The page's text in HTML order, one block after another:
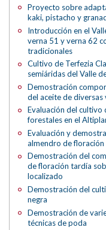
Proyecto sobre
kaki, pistacho y
Introducción en el
verna 51 y verna 62
tradicionales
Cultivo de Terfezia
semiáridas del Valle
Demostración
del aceite de diversas
Evaluación del cultivo
forestales en el
Evaluación y
almendro de
Demostración del
de floración tardía
localizado
Demostración del
negra
Demostración de
técnicas de poda